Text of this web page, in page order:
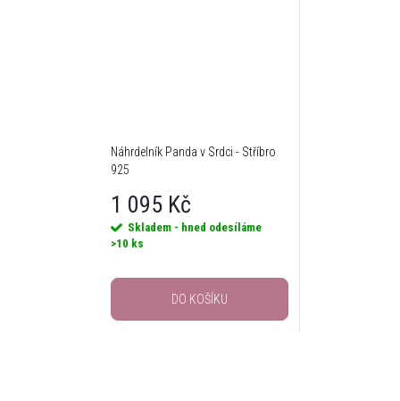
Náhrdelník Panda v Srdci - Stříbro
925
1 095 Kč
Skladem - hned odesíláme
>10 ks
DO KOŠÍKU